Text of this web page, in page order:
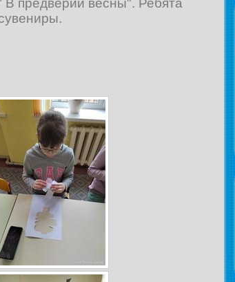
В предверии весны". Ребята